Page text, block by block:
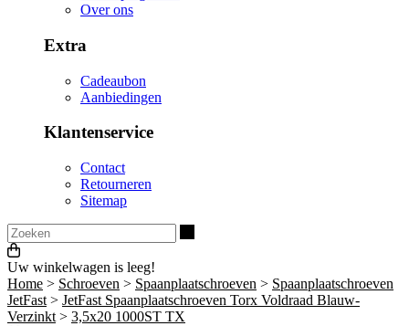
Over ons
Extra
Cadeaubon
Aanbiedingen
Klantenservice
Contact
Retourneren
Sitemap
Uw winkelwagen is leeg!
Home > Schroeven > Spaanplaatschroeven > Spaanplaatschroeven
JetFast > JetFast Spaanplaatschroeven Torx Voldraad Blauw-
Verzinkt > 3,5x20 1000ST TX